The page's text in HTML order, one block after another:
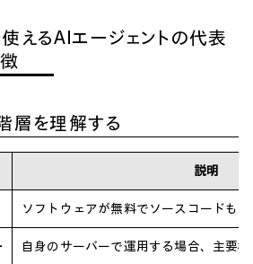
えるAIエージェントの代表
層を理解する
説明
ソフトウェアが無料でソースコードも
自身のサーバーで運用する場合、主要